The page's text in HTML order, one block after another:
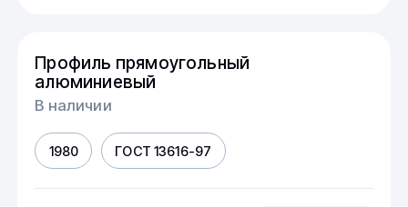
Профиль прямоугольный
алюминиевый
В наличии
1980 ГОСТ 13616-97